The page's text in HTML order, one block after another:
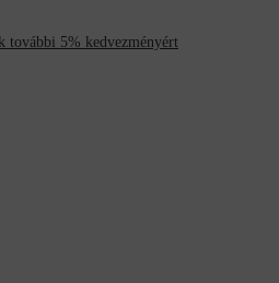
további 5% kedvezményért